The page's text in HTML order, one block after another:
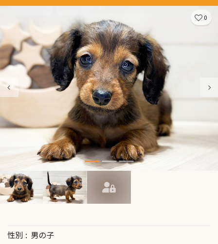
0
性別
男の子